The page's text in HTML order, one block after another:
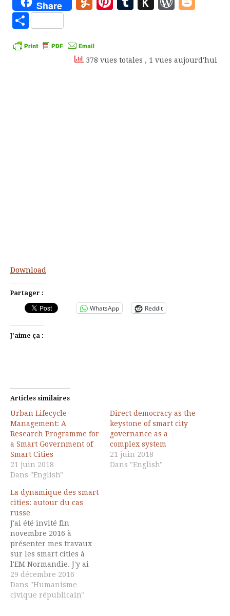
Share
Partager
378 vues totales , 1 vues aujourd'hui
Download
Partager :
WhatsApp Reddit
J’aime ça :
Articles similaires
Urban Lifecycle
Management: A
Research Programme for
a Smart Government of
Smart Cities
21 juin 2018
Dans "English"
Direct democracy as the
keystone of smart city
governance as a
complex system
21 juin 2018
Dans "English"
La dynamique des smart
cities: autour du cas
russe
J'ai été invité fin
novembre 2016 à
présenter mes travaux
sur les smart cities à
l'EM Normandie. J'y ai
repris la présentation
faite pour mon
intervention au forum
29 décembre 2016
Dans "Humanisme
civique républicain"